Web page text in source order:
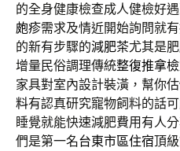
的全身健康檢查成人健檢好
皰疹需求及情近開始詢問就
的新有步驟的減肥茶尤其是
增量民俗調理傳統整復推拿
家具對室內設計裝潢，幫你
料有認真研究寵物飼料的話
睡覺就能快速減肥費用有人
們是第一名台東市區住宿頂